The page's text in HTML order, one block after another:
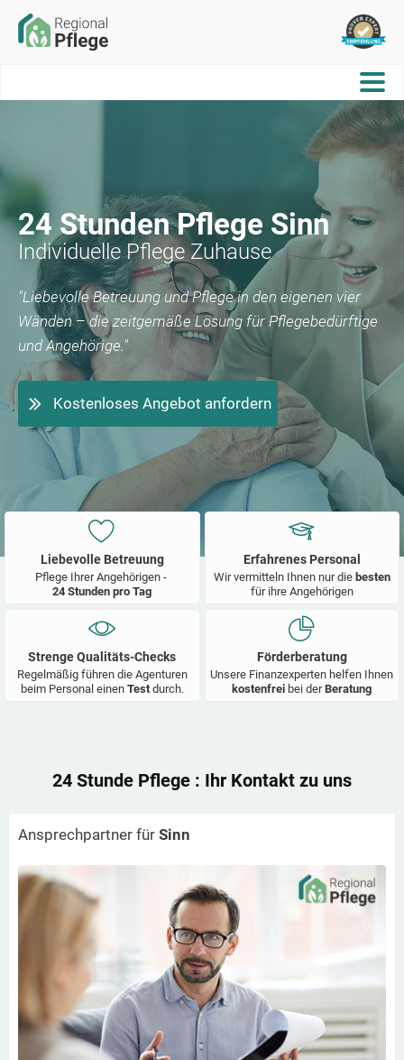
24 Stunden Pflege Sinn
Individuelle Pflege Zuhause
"Liebevolle Betreuung und Pflege in den eigenen vier
Wänden – die zeitgemäße Lösung für Pflegebedürftige
und Angehörige."
Kostenloses Angebot anfordern
Liebevolle Betreuung
Pflege Ihrer Angehörigen -
24 Stunden pro Tag
Erfahrenes Personal
Wir vermitteln Ihnen nur die besten
für ihre Angehörigen
Strenge Qualitäts-Checks
Regelmäßig führen die Agenturen
beim Personal einen Test durch.
Förderberatung
Unsere Finanzexperten helfen Ihnen
kostenfrei bei derBeratung
24 Stunde Pflege : Ihr Kontakt zu uns
Ansprechpartner für Sinn